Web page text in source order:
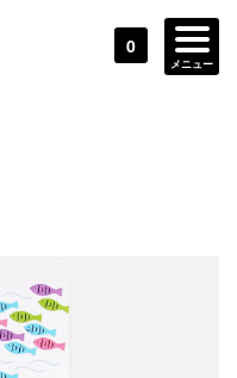
0
メニュー